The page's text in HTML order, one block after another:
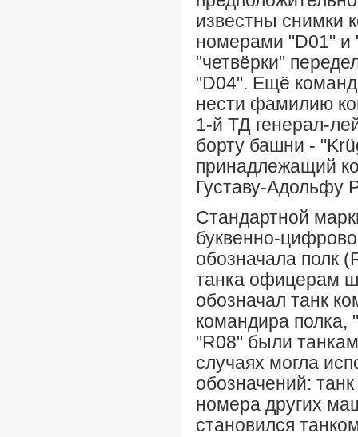
известны снимки
номерами "D01" и
"четвёрки"
"D04". Ещё
нести фамилию
1-й ТД генерал-
борту башни -
принадлежащий
Густаву-Адольфу
Стандартной
буквенно-
обозначала полк
танка офицерам
обозначал танк
командира полка,
"R08" были
случаях могла
обозначений:
номера других
становился